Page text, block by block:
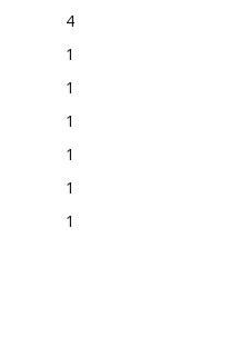
4
1
1
1
1
1
1